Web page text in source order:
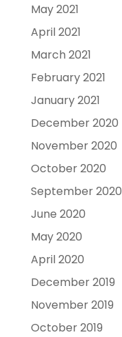
May 2021
April 2021
March 2021
February 2021
January 2021
December 2020
November 2020
October 2020
September 2020
June 2020
May 2020
April 2020
December 2019
November 2019
October 2019